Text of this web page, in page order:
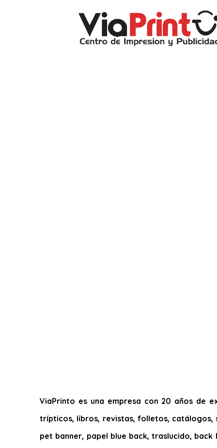
ViaPrinto es una empresa con 20 años de
trípticos, libros, revistas, folletos, catálogos,
pet banner, papel blue back, traslucido,